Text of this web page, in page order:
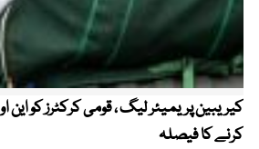
کرنے کا فیصلہ